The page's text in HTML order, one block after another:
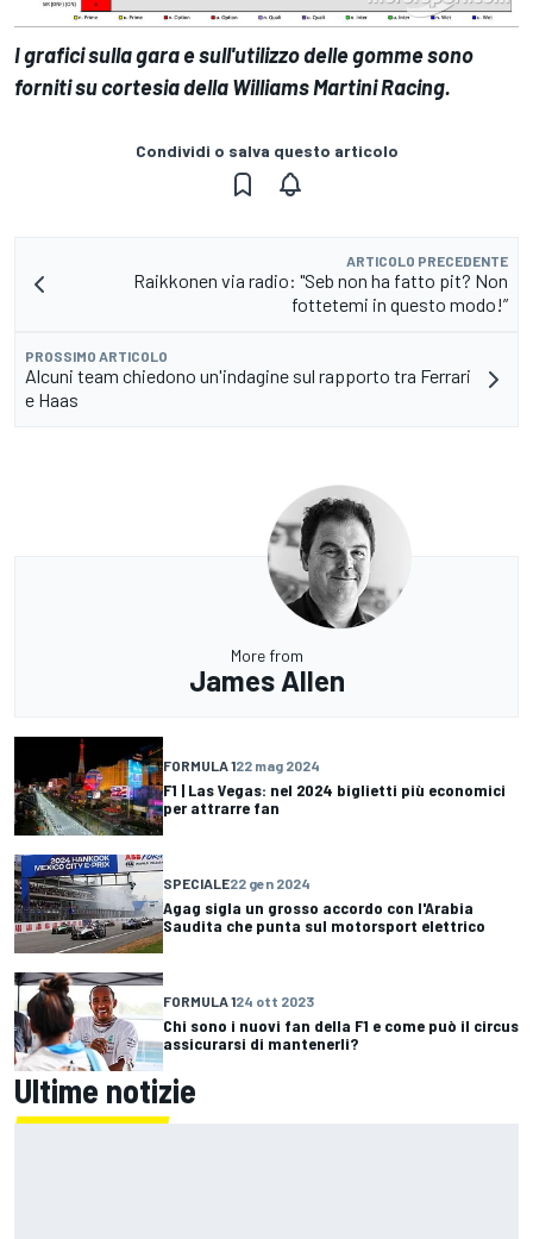
I grafici sulla gara e sull'utilizzo delle gomme sono
forniti su cortesia della Williams Martini Racing.
Condividi o salva questo articolo
ARTICOLO PRECEDENTE
Raikkonen via radio: "Seb non ha fatto pit? Non
fottetemi in questo modo!”
PROSSIMO ARTICOLO
Alcuni team chiedono un'indagine sul rapporto tra Ferrari
e Haas
More from
James Allen
FORMULA 122 mag 2024
F1 | Las Vegas: nel 2024 biglietti più economici
per attrarre fan
SPECIALE22 gen 2024
Agag sigla un grosso accordo con l'Arabia
Saudita che punta sul motorsport elettrico
FORMULA 124 ott 2023
Chi sono i nuovi fan della F1 e come può il circus
assicurarsi di mantenerli?
Ultime notizie